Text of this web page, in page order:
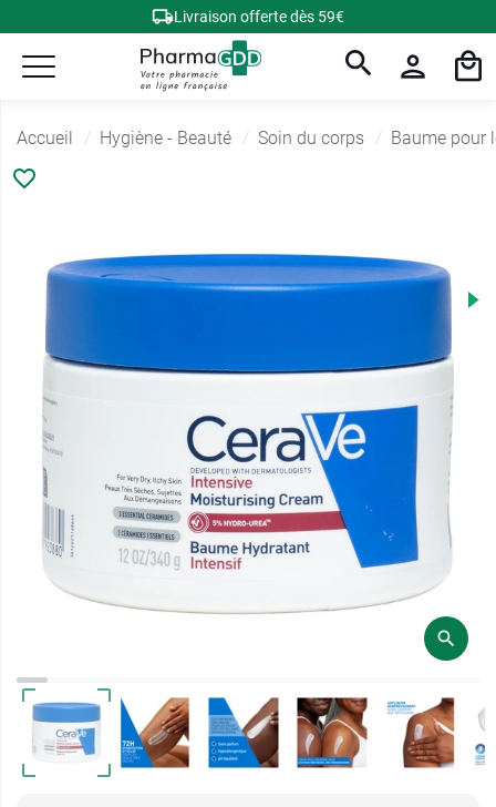
Livraison offerte dès 59€
Accueil Hygiène - Beauté Soin du corps Baume pour